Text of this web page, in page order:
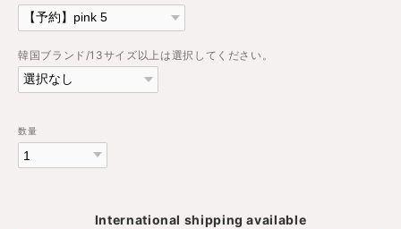
韓国ブランド/13サイズ以上は選択してください。
数量
International shipping available